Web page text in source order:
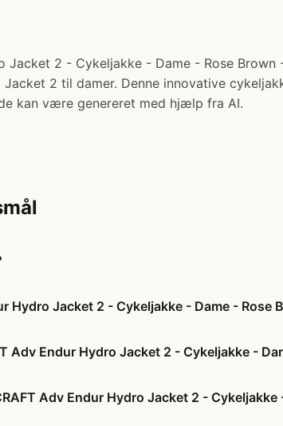
Jacket 2 - Cykeljakke - Dame - Rose
Jacket 2 til damer. Denne innovative
kan være genereret med hjælp fra AI.
Hydro Jacket 2 - Cykeljakke - Dame - Rose
Adv Endur Hydro Jacket 2 - Cykeljakke -
Adv Endur Hydro Jacket 2 - Cykeljakke